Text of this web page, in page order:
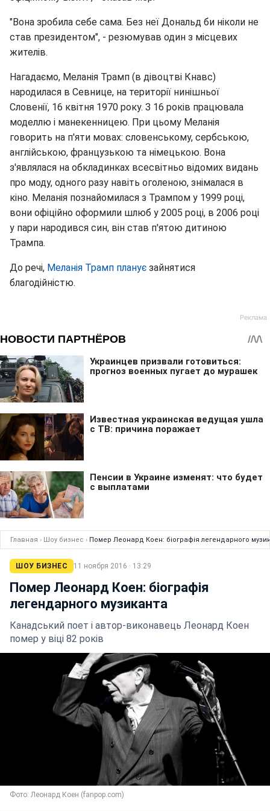
"Вона зробила себе сама. Без неї Дональд би ніколи не
став президентом", - резюмував один з місцевих
жителів.
Нагадаємо, Меланія Трамп (в дівоцтві Кнавс)
народилася в Севнице, на території нинішньої
Словенії, 16 квітня 1970 року. З 16 років працювала
моделлю і манекенницею. При цьому Меланія
говорить на п'яти мовах: словенському, сербською,
англійською, французькою та німецькою. Вона
з'являлася на обкладинках всесвітньо відомих видань
про моду, одного разу навіть оголеною, знімалася в
кіно. Меланія познайомилася з Трампом у 1999 році,
вони офіційно оформили шлюб у 2005 році, в 2006 році
у пари народився син, він став п'ятою дитиною
Трампа.
До речі, Меланія Трамп планує зайнятися
благодійністю.
Главная › Шоу бизнес › Помер Леонард Коен: біографія легендарного
ШОУ БИЗНЕС 11 ноября 2016 · 13:29
Помер Леонард Коен: біографія
легендарного музиканта
Канадський поет і автор-виконавець Леонард Коен
помер у віці 82 років
Фото: Леонард Коен (fanpop.com)